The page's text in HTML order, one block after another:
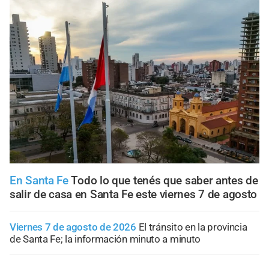
En Santa FeTodo lo que tenés que saber antes de
salir de casa en Santa Fe este viernes 7 de agosto
Viernes 7 de agosto de 2026 El tránsito en la provincia
de Santa Fe; la información minuto a minuto